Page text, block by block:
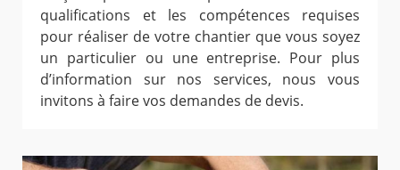
qualifications et les compétences requises
pour réaliser de votre chantier que vous soyez
un particulier ou une entreprise. Pour plus
d’information sur nos services, nous vous
invitons à faire vos demandes de devis.